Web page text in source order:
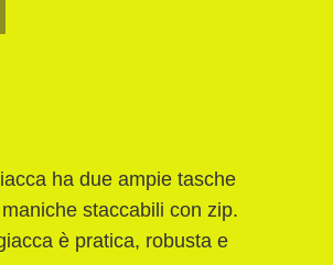
su Pinterest
ha due ampie tasche
staccabili con zip.
è pratica, robusta e